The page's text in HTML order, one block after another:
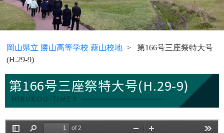
岡山県立 勝山高等学校 蒜山校地
第166号三座祭特大号
(H.29-9)
第166号三座祭特大号(H.29-9)
HIRUKOU-TIMES